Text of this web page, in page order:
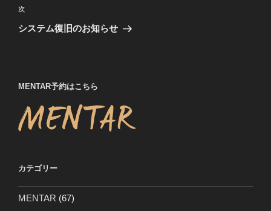
ビ
ゲ
ン
稿
次
の
次
システム復旧のお知らせ
MENTAR予約はこちら
カテゴリー
MENTAR (67)